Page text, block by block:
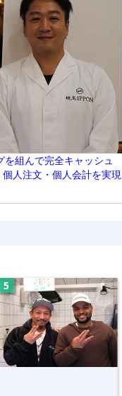
組んで完全キャッシュ
人注文・個人会計を実現